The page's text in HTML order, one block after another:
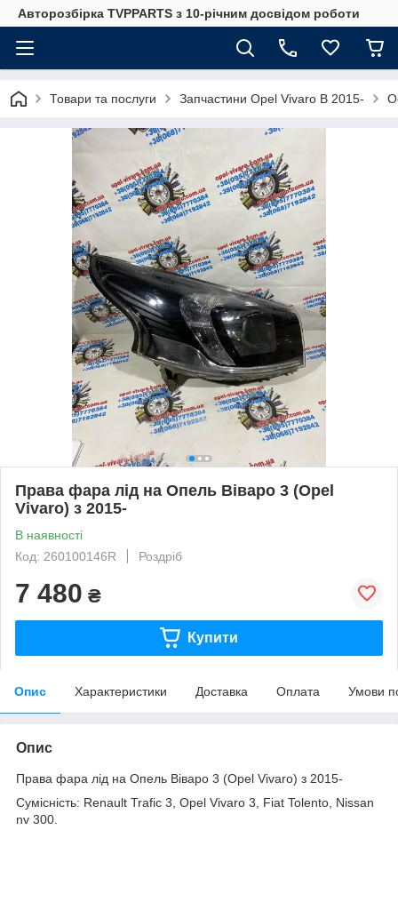
Авторозбірка TVPPARTS з 10-річним досвідом роботи
Товари та послуги Запчастини Opel Vivaro B 2015-
Права фара лід на Опель Віваро 3 (Opel
Vivaro) з 2015-
В наявності
Код: 260100146R
Роздріб
7 480 ₴
Купити
Опис Характеристики Доставка Оплата Умови
Опис
Права фара лід на Опель Віваро 3 (Opel Vivaro) з 2015-
Сумісність: Renault Trafic 3, Opel Vivaro 3, Fiat Tolento, Nissan
nv 300.